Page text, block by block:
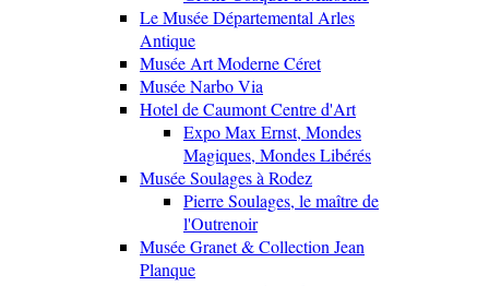
Le Musée Départemental Arles
Antique
Musée Art Moderne Céret
Musée Narbo Via
Hotel de Caumont Centre d'Art
Expo Max Ernst, Mondes
Magiques, Mondes Libérés
Musée Soulages à Rodez
Pierre Soulages, le maître de
l'Outrenoir
Musée Granet & Collection Jean
Planque